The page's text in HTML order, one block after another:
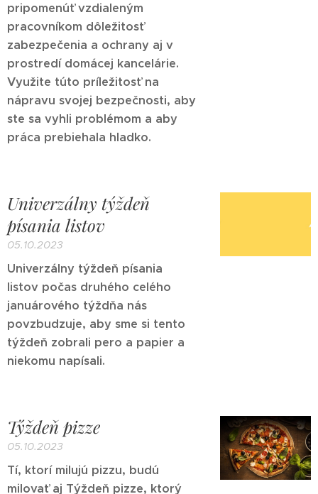
pripomenúť vzdialeným
pracovníkom dôležitosť
zabezpečenia a ochrany aj v
prostredí domácej kancelárie.
Využite túto príležitosť na
nápravu svojej bezpečnosti, aby
ste sa vyhli problémom a aby
práca prebiehala hladko.
Univerzálny týždeň
písania listov
05.10.2023
Univerzálny týždeň písania
listov počas druhého celého
januárového týždňa nás
povzbudzuje, aby sme si tento
týždeň zobrali pero a papier a
niekomu napísali.
Týždeň pizze
05.10.2023
Tí, ktorí milujú pizzu, budú
milovať aj Týždeň pizze, ktorý